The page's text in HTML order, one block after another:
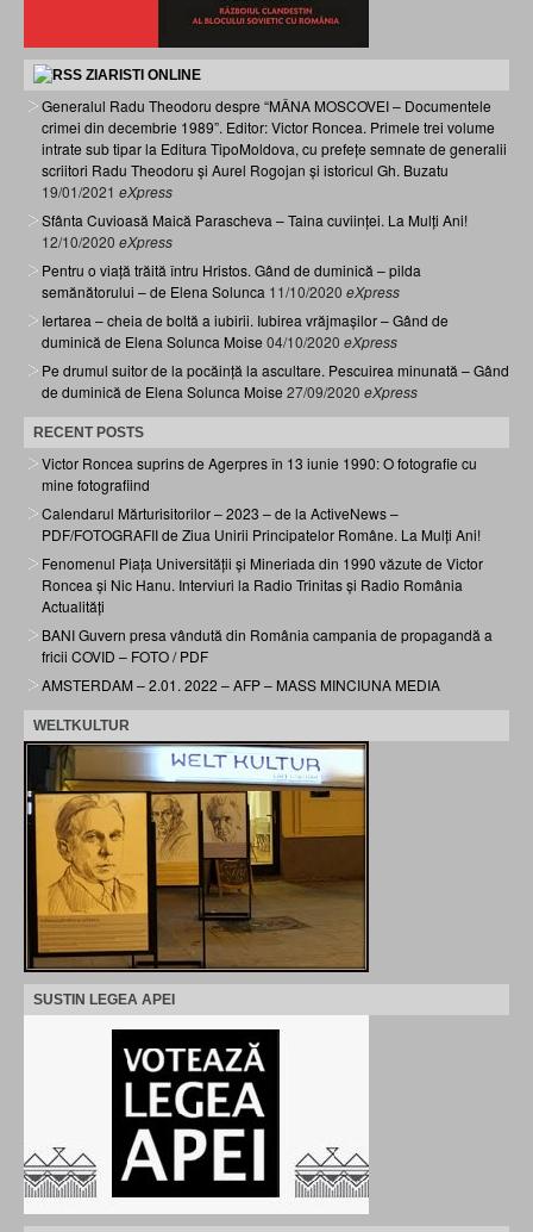
ZIARISTI ONLINE
Generalul Radu Theodoru despre “MÂNA MOSCOVEI – Documentele
crimei din decembrie 1989”. Editor: Victor Roncea. Primele trei volume
intrate sub tipar la Editura TipoMoldova, cu prefețe semnate de generalii
scriitori Radu Theodoru și Aurel Rogojan și istoricul Gh. Buzatu
19/01/2021 eXpress
Sfânta Cuvioasă Maică Parascheva – Taina cuviinței. La Mulți Ani!
12/10/2020 eXpress
Pentru o viață trăită întru Hristos. Gând de duminică – pilda
semănătorului – de Elena Solunca 11/10/2020 eXpress
Iertarea – cheia de boltă a iubirii. Iubirea vrăjmașilor – Gând de
duminică de Elena Solunca Moise 04/10/2020 eXpress
Pe drumul suitor de la pocăință la ascultare. Pescuirea minunată – Gând
de duminică de Elena Solunca Moise 27/09/2020 eXpress
RECENT POSTS
Victor Roncea suprins de Agerpres în 13 iunie 1990: O fotografie cu
mine fotografiind
Calendarul Mărturisitorilor – 2023 – de la ActiveNews –
PDF/FOTOGRAFII de Ziua Unirii Principatelor Române. La Mulți Ani!
Fenomenul Piața Universității și Mineriada din 1990 văzute de Victor
Roncea și Nic Hanu. Interviuri la Radio Trinitas și Radio România
Actualități
BANI Guvern presa vândută din România campania de propagandă a
fricii COVID – FOTO / PDF
AMSTERDAM – 2.01. 2022 – AFP – MASS MINCIUNA MEDIA
WELTKULTUR
SUSTIN LEGEA APEI